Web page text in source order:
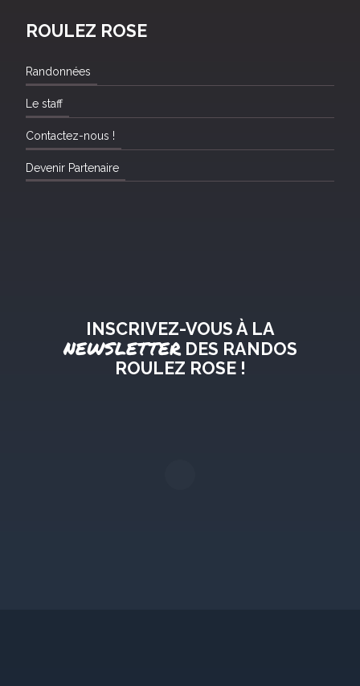
ROULEZ ROSE
Randonnées
Le staff
Contactez-nous !
Devenir Partenaire
INSCRIVEZ-VOUS À LA
NEWSLETTERDES RANDOS
ROULEZ ROSE !